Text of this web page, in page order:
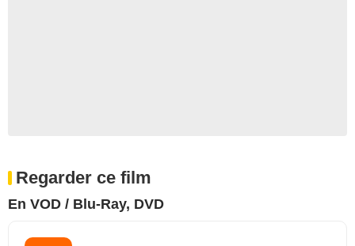
Regarder ce film
En VOD / Blu-Ray, DVD